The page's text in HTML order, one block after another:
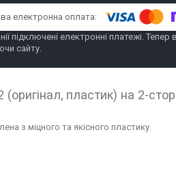
підключені електронні платежі.
сайту.
пластик) на 2-
з міцного та якісного пластику.